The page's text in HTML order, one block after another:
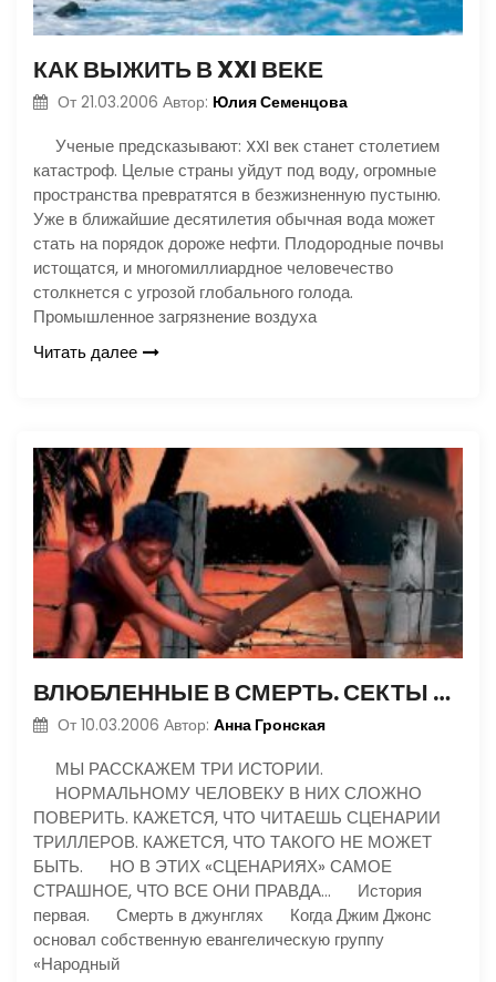
КАК ВЫЖИТЬ В XXI ВЕКЕ
От 21.03.2006 Автор: Юлия Семенцова
Ученые предсказывают: XXI век станет столетием
катастроф. Целые страны уйдут под воду, огромные
пространства превратятся в безжизненную пустыню.
Уже в ближайшие десятилетия обычная вода может
стать на порядок дороже нефти. Плодородные почвы
истощатся, и многомиллиардное человечество
столкнется с угрозой глобального голода.
Промышленное загрязнение воздуха
Читать далее
ВЛЮБЛЕННЫЕ В СМЕРТЬ. СЕКТЫ САМОУБИЙЦ
От 10.03.2006 Автор: Анна Гронская
МЫ РАССКАЖЕМ ТРИ ИСТОРИИ.
НОРМАЛЬНОМУ ЧЕЛОВЕКУ В НИХ СЛОЖНО
ПОВЕРИТЬ. КАЖЕТСЯ, ЧТО ЧИТАЕШЬ СЦЕНАРИИ
ТРИЛЛЕРОВ. КАЖЕТСЯ, ЧТО ТАКОГО НЕ МОЖЕТ
БЫТЬ. НО В ЭТИХ «СЦЕНАРИЯХ» САМОЕ
СТРАШНОЕ, ЧТО ВСЕ ОНИ ПРАВДА… История
первая. Смерть в джунглях Когда Джим Джонс
основал собственную евангелическую группу
«Народный